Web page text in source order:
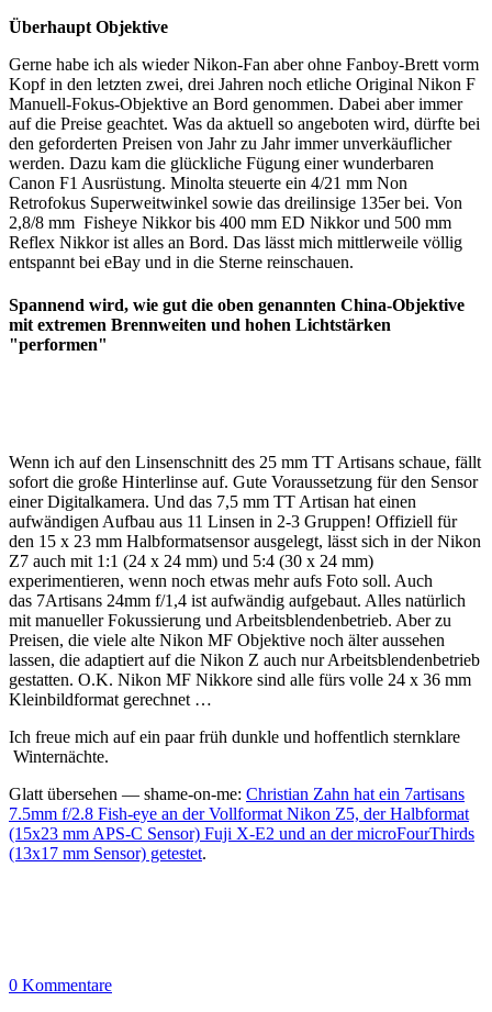
Überhaupt Objektive
Gerne habe ich als wieder Nikon-Fan aber ohne Fanboy-Brett vorm
Kopf in den letzten zwei, drei Jahren noch etliche Original Nikon F
Manuell-Fokus-Objektive an Bord genommen. Dabei aber immer
auf die Preise geachtet. Was da aktuell so angeboten wird, dürfte bei
den geforderten Preisen von Jahr zu Jahr immer unverkäuflicher
werden. Dazu kam die glückliche Fügung einer wunderbaren
Canon F1 Ausrüstung. Minolta steuerte ein 4/21 mm Non
Retrofokus Superweitwinkel sowie das dreilinsige 135er bei. Von
2,8/8 mm Fisheye Nikkor bis 400 mm ED Nikkor und 500 mm
Reflex Nikkor ist alles an Bord. Das lässt mich mittlerweile völlig
entspannt bei eBay und in die Sterne reinschauen.
Spannend wird, wie gut die oben genannten China-Objektive
mit extremen Brennweiten und hohen Lichtstärken
"performen"
Wenn ich auf den Linsenschnitt des 25 mm TT Artisans schaue, fällt
sofort die große Hinterlinse auf. Gute Voraussetzung für den Sensor
einer Digitalkamera. Und das 7,5 mm TT Artisan hat einen
aufwändigen Aufbau aus 11 Linsen in 2-3 Gruppen! Offiziell für
den 15 x 23 mm Halbformatsensor ausgelegt, lässt sich in der Nikon
Z7 auch mit 1:1 (24 x 24 mm) und 5:4 (30 x 24 mm)
experimentieren, wenn noch etwas mehr aufs Foto soll. Auch
das 7Artisans 24mm f/1,4 ist aufwändig aufgebaut. Alles natürlich
mit manueller Fokussierung und Arbeitsblendenbetrieb. Aber zu
Preisen, die viele alte Nikon MF Objektive noch älter aussehen
lassen, die adaptiert auf die Nikon Z auch nur Arbeitsblendenbetrieb
gestatten. O.K. Nikon MF Nikkore sind alle fürs volle 24 x 36 mm
Kleinbildformat gerechnet …
Ich freue mich auf ein paar früh dunkle und hoffentlich sternklare
Winternächte.
Glatt übersehen — shame-on-me: Christian Zahn hat ein 7artisans
7.5mm f/2.8 Fish-eye an der Vollformat Nikon Z5, der Halbformat
(15x23 mm APS-C Sensor) Fuji X-E2 und an der microFourThirds
(13x17 mm Sensor) getestet.
0 Kommentare